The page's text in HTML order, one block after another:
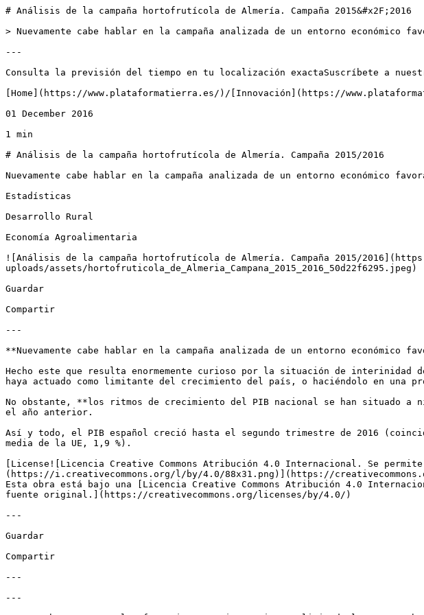
# Análisis de la campaña hortofrutícola de Almería. Campaña 2015&#x2F;2016
> Nuevamente cabe hablar en la campaña analizada de un entorno
---
Consulta la previsión del tiempo en tu localización exactaSuscríbete a
[Home](https://www.plataformatierra.es/)/[Innovación](https://
01 December 2016
1 min
# Análisis de la campaña hortofrutícola de Almería. Campaña 2015/2016
Nuevamente cabe hablar en la campaña analizada de un entorno económico
Estadísticas
Desarrollo Rural
Economía Agroalimentaria
![Análisis de la campaña hortofrutícola de Almería. Campaña 2015/
uploads/assets/hortofruticola_de_Almeria_Campana_2015_2016_50d22f6295.jpeg)
Guardar
Compartir
---
**Nuevamente cabe hablar en la campaña analizada de un entorno
Hecho este que resulta enormemente curioso por la situación de
haya actuado como limitante del crecimiento del país, o haciéndolo en una
No obstante, **los ritmos de crecimiento del PIB nacional se han situado
el año anterior.
Así y todo, el PIB español creció hasta el segundo trimestre de 2016
media de la UE, 1,9 %).
[License![Licencia Creative Commons Atribución 4.0 Internacional. Se
(https://i.creativecommons.org/l/by/4.0/88x31.png)](https://
Esta obra está bajo una [Licencia Creative Commons Atribución 4.0
fuente original.](https://creativecommons.org/licenses/by/4.0/)
---
Guardar
Compartir
---
---